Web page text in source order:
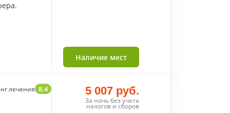
Наличие мест
лечения 8.4 5 007 руб.
За ночь без учета
налогов и сборов